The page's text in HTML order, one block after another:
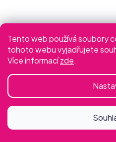
Tento web používá soubory
tohoto webu vyjadřujete
Více informacízde.
Slabší šála černá srdce a
peří
390 Kč